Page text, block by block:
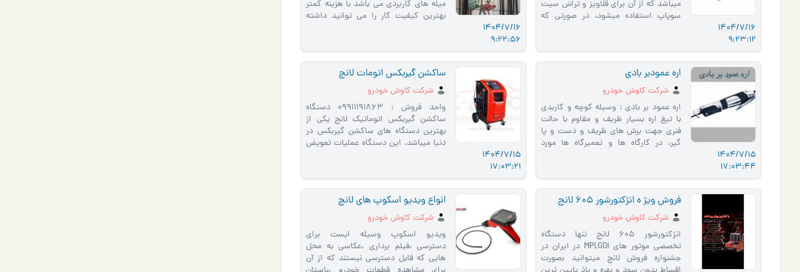
1404/7/16
9:23:12
میباشد که از آن برای قلاویز و تراش سیت
سوپاپ استفاده میشود، در صورتی که
1404/7/16
9:22:56
میله های کاربردی می باشد با هزینه کمتر
بهترین کیفیت کار را می توانید داشته
1404/7/15
17:03:44
اره عمودبر بادي
شركت كاوش خودرو
اره عمود بر بادي : وسيله كوچه و كاربدي
با تيغ اره بسيار ظريف و مقاوم با حالت
فنري جهت برش هاي ظريف و دست و پا
گير، در كارگاه ها و تعميرگاه ها مورد
1404/7/15
17:03:21
ساكشن گيربكس اتومات لانچ
شركت كاوش خودرو
واحد فروش : 09911191863 دستگاه
ساکشن گیربکس اتوماتیک لانچ یکی از
بهترین دستگاه های ساکشن گیربکس در
دنیا میباشد. این دستگاه عملیات تعویض
فروش ویژ ه انژکتورشور 605 لانج
شرکت کاوش خودرو
انژکتورشور 605 لانج تنها دستگاه
تخصصی موتور های MPI,GDI در ایران در
جشنواره فروش لانچ میتوانید بصورت
انواع ویدیو اسکوپ های لانچ
شركت كاوش خودرو
ویدیو اسکوپ وسیله ایست برای
دسترسی ،فیلم برداری ،عکاسی به محل
هایی که قابل دسترسی نیستند که از آن